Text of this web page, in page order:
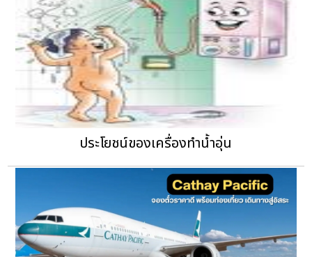
ประโยชน์ของเครื่องทำน้ำอุ่น